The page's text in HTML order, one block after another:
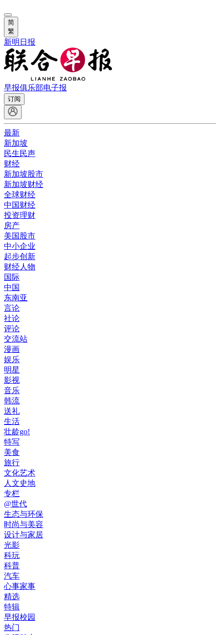
简
繁
新明日报
早报俱乐部电子报
订阅
最新
新加坡
民生民声
财经
新加坡股市
新加坡财经
全球财经
中国财经
投资理财
房产
美国股市
中小企业
起步创新
财经人物
国际
中国
东南亚
言论
社论
评论
交流站
漫画
娱乐
明星
影视
音乐
韩流
送礼
生活
壮龄go!
特写
美食
旅行
文化艺术
人文史地
专栏
@世代
生态与环保
时尚与美容
设计与家居
光影
科玩
科普
汽车
心事家事
精选
特辑
早报校园
热门